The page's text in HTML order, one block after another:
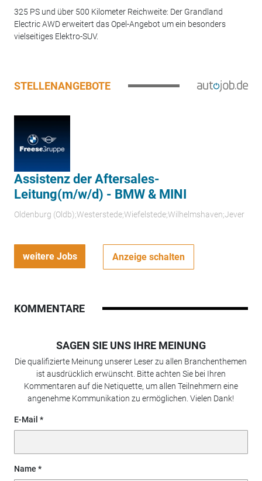
325 PS und über 500 Kilometer Reichweite: Der Grandland
Electric AWD erweitert das Opel-Angebot um ein besonders
vielseitiges Elektro-SUV.
STELLENANGEBOTE
Assistenz der Aftersales-
Leitung(m/w/d) - BMW & MINI
Oldenburg (Oldb);Westerstede;Wiefelstede;Wilhelmshaven;Jever
weitere Jobs Anzeige schalten
KOMMENTARE
SAGEN SIE UNS IHRE MEINUNG
Die qualifizierte Meinung unserer Leser zu allen Branchenthemen
ist ausdrücklich erwünscht. Bitte achten Sie bei Ihren
Kommentaren auf die Netiquette, um allen Teilnehmern eine
angenehme Kommunikation zu ermöglichen. Vielen Dank!
E-Mail
Name